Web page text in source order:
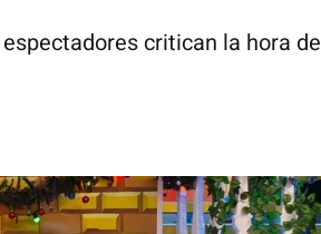
critican la hora de